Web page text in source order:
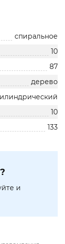
спиральное
10
87
дерево
10
133
и